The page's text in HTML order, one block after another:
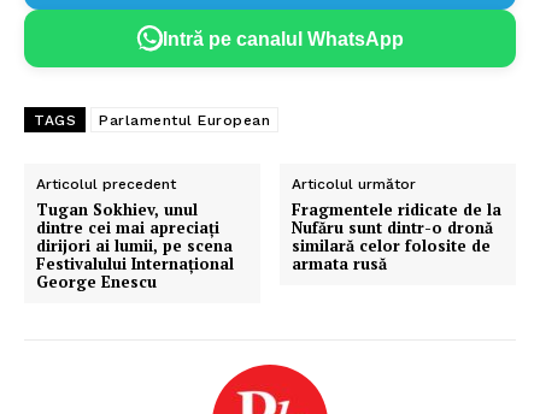
Intră pe canalul WhatsApp
TAGS Parlamentul European
Articolul precedent
Tugan Sokhiev, unul
dintre cei mai apreciați
dirijori ai lumii, pe scena
Festivalului Internațional
George Enescu
Articolul următor
Fragmentele ridicate de la
Nufăru sunt dintr-o dronă
similară celor folosite de
armata rusă